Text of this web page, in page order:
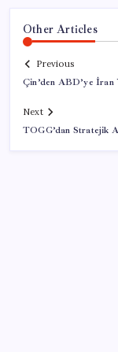
Other Articles
Previous
Çin’den ABD’ye İran
Next
TOGG’dan Stratejik